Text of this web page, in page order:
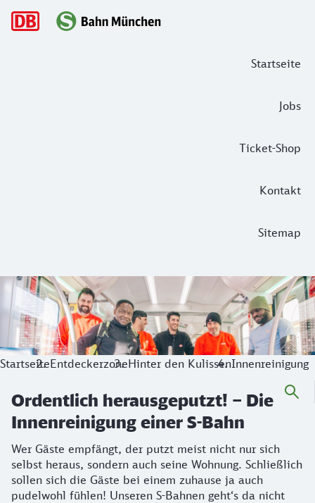
Startseite
Jobs
Ticket-Shop
Kontakt
Sitemap
Hauptnavigation
Ordentlich herausgeputzt! – Die
Wer Gäste empfängt, der putzt meist nicht nur sich selbst
StartseiteEntdeckerzoneHinter den KulissenInnenreinigung
Ordentlich herausgeputzt! – Die
Innenreinigung einer S-Bahn
Wer Gäste empfängt, der putzt meist nicht nur sich
selbst heraus, sondern auch seine Wohnung. Schließlich
sollen sich die Gäste bei einem zuhause ja auch
pudelwohl fühlen! Unseren S-Bahnen geht‘s da nicht